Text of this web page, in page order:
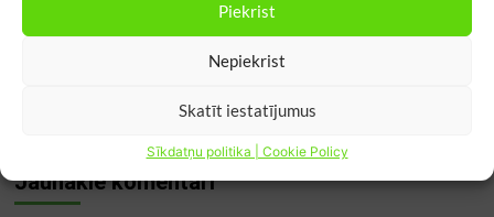
Piekrist
Nepiekrist
Skatīt iestatījumus
Sīkdatņu politika | Cookie Policy
Jaunākie komentāri